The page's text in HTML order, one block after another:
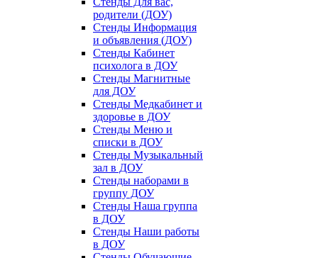
родители (ДОУ)
Стенды Информация
и объявления (ДОУ)
Стенды Кабинет
психолога в ДОУ
Стенды Магнитные
для ДОУ
Стенды Медкабинет и
здоровье в ДОУ
Стенды Меню и
списки в ДОУ
Стенды Музыкальный
зал в ДОУ
Стенды наборами в
группу ДОУ
Стенды Наша группа
в ДОУ
Стенды Наши работы
в ДОУ